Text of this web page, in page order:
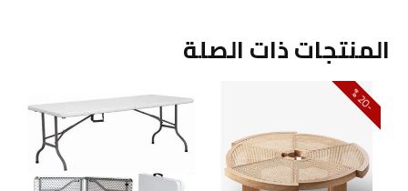
المنتجات ذات الصلة
-
2
0
%